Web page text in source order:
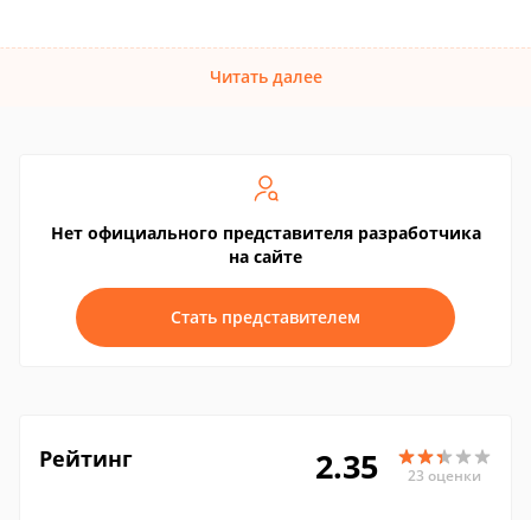
Читать далее
Нет официального представителя разработчика
на сайте
Стать представителем
Рейтинг 2.35 23 оценки